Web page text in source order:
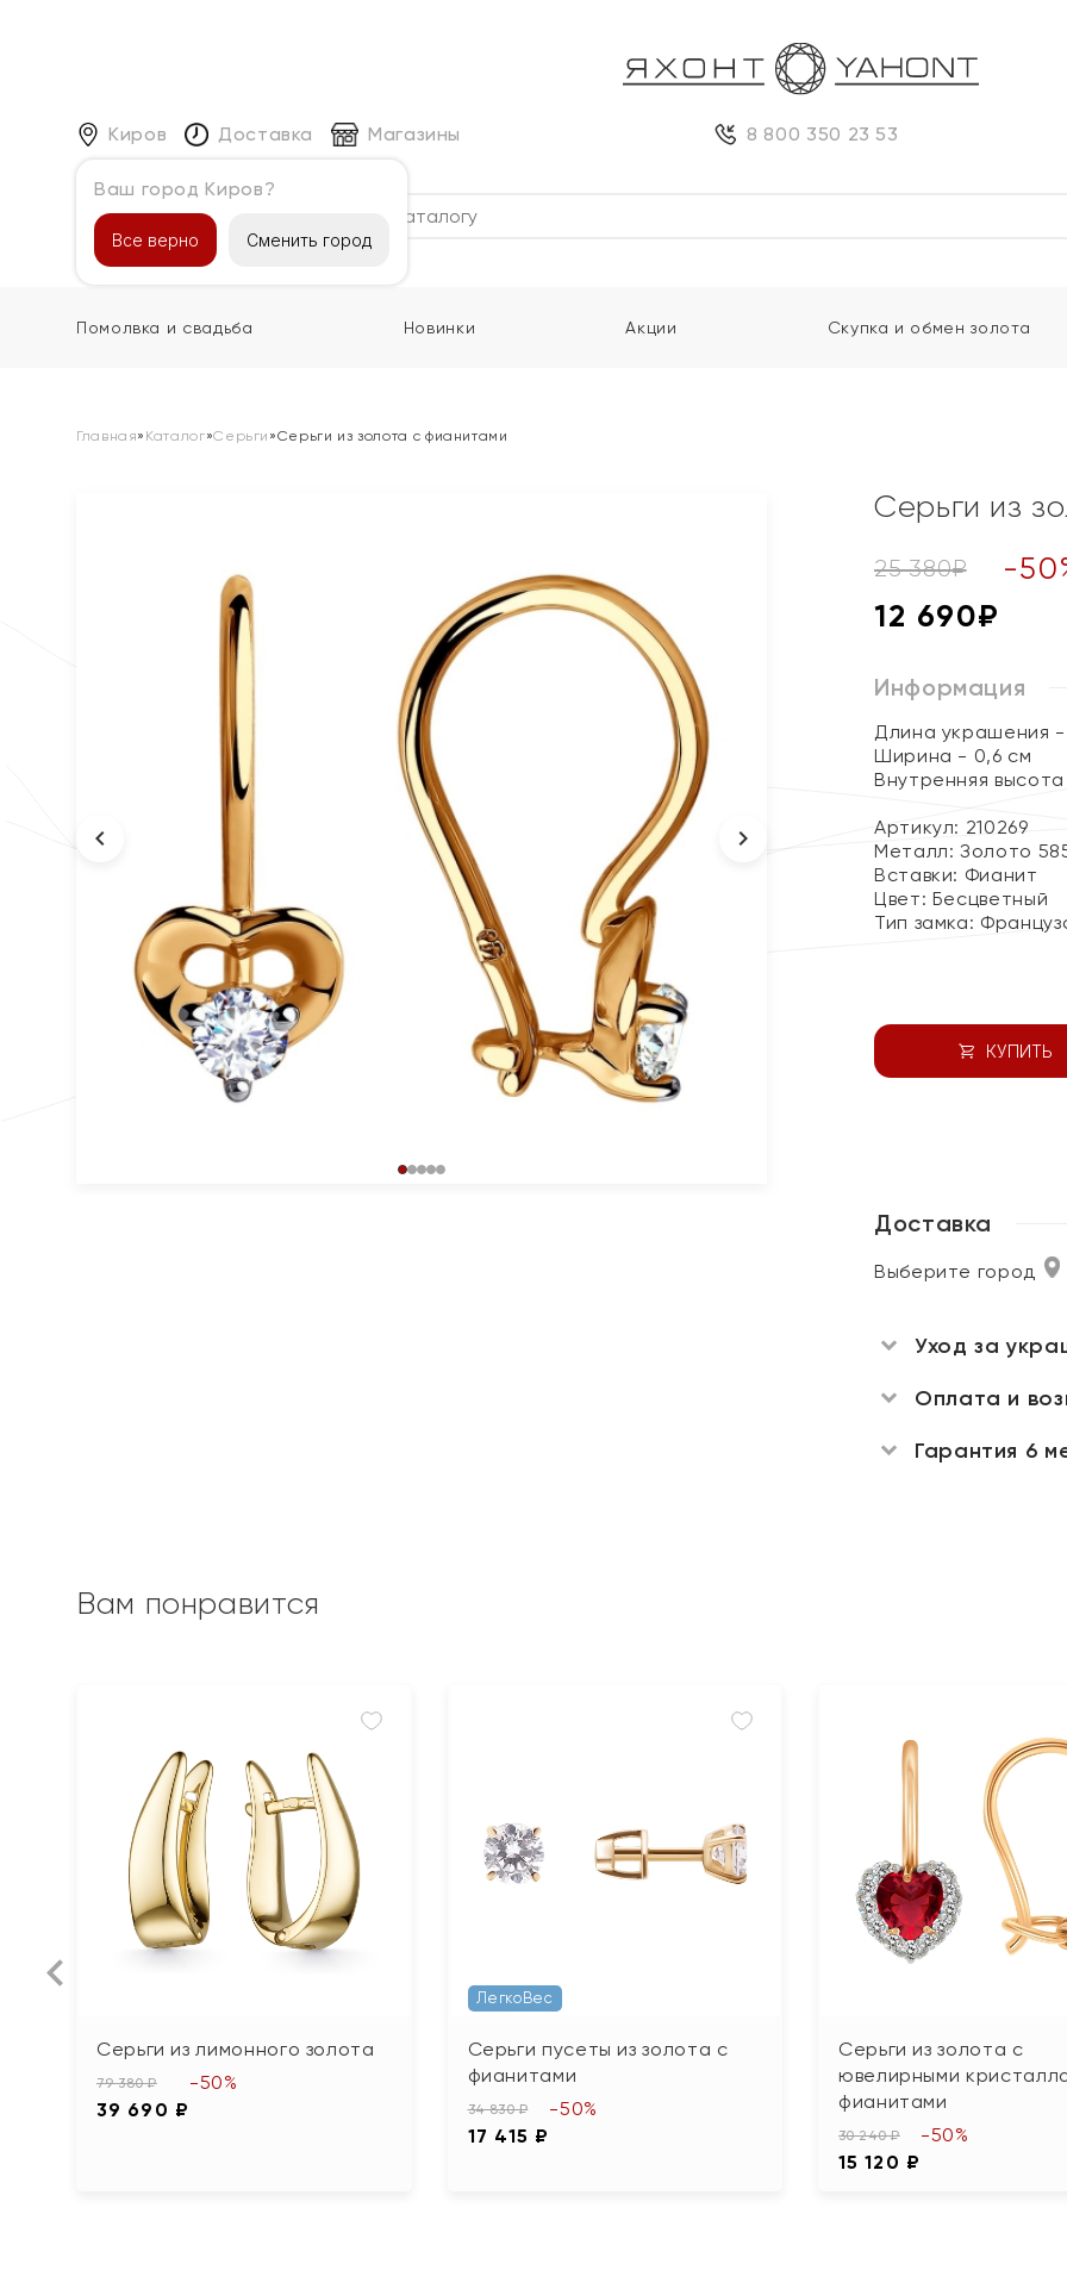
Киров
Ваш город Киров?
Все верно Сменить город
Доставка Магазины 8 800 350 23 53
Каталог
Помолвка и свадьба Новинки Акции Скупка и обмен золота
Главная» Каталог»Серьги »Серьги из золота с фианитами
Серьги из
25 380₽ -50
12 690₽
Информация
Длина украшения -
Ширина - 0,6 см
Внутренняя
Артикул: 210269
Металл:Золото
Вставки: Фианит
Цвет: Бесцветный
Тип замка:
КУПИТЬ
Доставка
Выберите город
Уход за
Оплата и
Гарантия 6
Вам понравится
Серьги из лимонного золота
79 380 ₽
39 690 ₽
-50%
ЛегкоВес
Серьги пусеты из золота с
фианитами
34 830 ₽
17 415 ₽
-50%
Серьги из золота с
ювелирными
фианитами
30 240 ₽
15 120 ₽
-50%